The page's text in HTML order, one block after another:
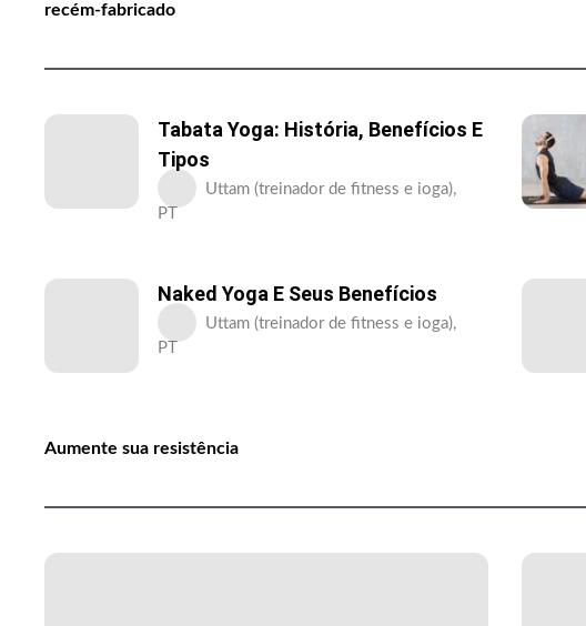
recém-fabricado
Tabata Yoga: História, Benefícios E
Tipos
Uttam (treinador de fitness e ioga),
PT
Naked Yoga E Seus Benefícios
Uttam (treinador de fitness e ioga),
PT
Aumente sua resistência